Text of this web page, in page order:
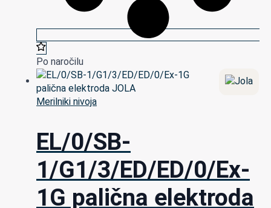
Po naročilu
Merilniki nivoja
EL/0/SB-
1/G1/3/ED/ED/0/Ex-
1G palična elektroda